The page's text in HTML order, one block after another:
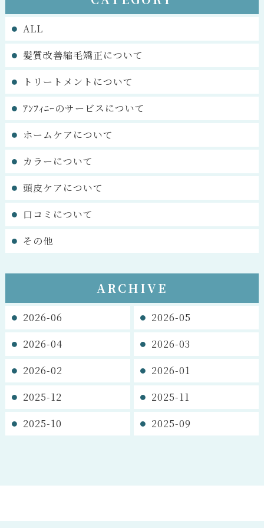
ALL
髪質改善縮毛矯正について
トリートメントについて
ｱﾝﾌｨﾆｰのサービスについて
ホームケアについて
カラーについて
頭皮ケアについて
口コミについて
その他
ARCHIVE
2026-06
2026-05
2026-04
2026-03
2026-02
2026-01
2025-12
2025-11
2025-10
2025-09